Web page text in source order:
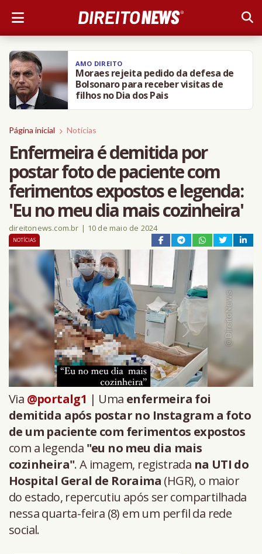
DIREITO NEWS
BH: Câmara aprova PL que obriga
agressor de animais a pagar
tratamento
Página inicial Notícias
Enfermeira é demitida por
postar foto de paciente com
ferimentos expostos e legenda:
'Eu no meu dia mais cozinheira'
direitonews.com.br | 10 de maio de 2024
NOTÍCIAS
Via @portalg1 | Uma enfermeira foi
demitida após postar no Instagram a foto
de um paciente com ferimentos expostos
com a legenda "eu no meu dia mais
cozinheira". A imagem, registrada na UTI do
Hospital Geral de Roraima (HGR), o maior
do estado, repercutiu após ser compartilhada
nessa quarta-feira (8) em um perfil da rede
social.